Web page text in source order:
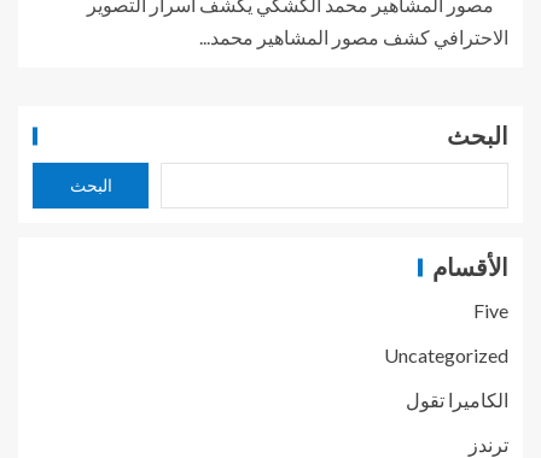
مصور المشاهير محمد الكشكي يكشف أسرار التصوير
الاحترافي كشف مصور المشاهير محمد...
البحث
البحث
الأقسام
Five
Uncategorized
الكاميرا تقول
ترندز